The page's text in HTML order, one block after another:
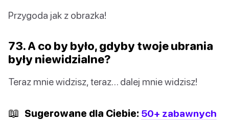
Przygoda jak z obrazka!
73. A co by było, gdyby twoje ubrania
były niewidzialne?
Teraz mnie widzisz, teraz… dalej mnie widzisz!
📖 Sugerowane dla Ciebie: 50+ zabawnych